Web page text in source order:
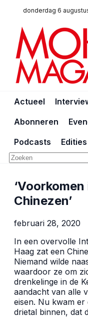
donderdag 6
Actueel
Abonneren
Podcasts
Edities
Chinezen’
februari 28, 2020
In een overvolle
Haag zat een
Niemand wilde
waardoor ze om
drenkelinge in de
aandacht van alle
eisen. Nu kwam
drietal binnen, dat